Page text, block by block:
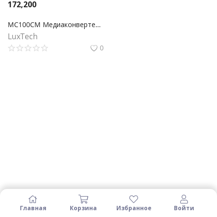
172,200
MC100CM Медиаконвертер Fast Ethernet
LuxTech
0
Главная Корзина Избранное Войти